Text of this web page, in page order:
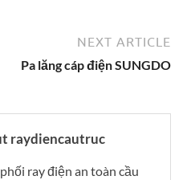
NEXT ARTICLE
Pa lăng cáp điện SUNGDO
raydiencautruc
ray điện an toàn cầu